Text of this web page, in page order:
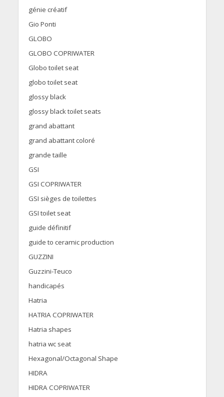
génie créatif
Gio Ponti
GLOBO
GLOBO COPRIWATER
Globo toilet seat
globo toilet seat
glossy black
glossy black toilet seats
grand abattant
grand abattant coloré
grande taille
GSI
GSI COPRIWATER
GSI sièges de toilettes
GSI toilet seat
guide définitif
guide to ceramic production
GUZZINI
Guzzini-Teuco
handicapés
Hatria
HATRIA COPRIWATER
Hatria shapes
hatria wc seat
Hexagonal/Octagonal Shape
HIDRA
HIDRA COPRIWATER